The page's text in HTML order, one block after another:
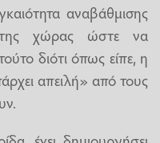
αναβάθμισης
χώρας ώστε να
διότι όπως είπε, η
απειλή» από τους